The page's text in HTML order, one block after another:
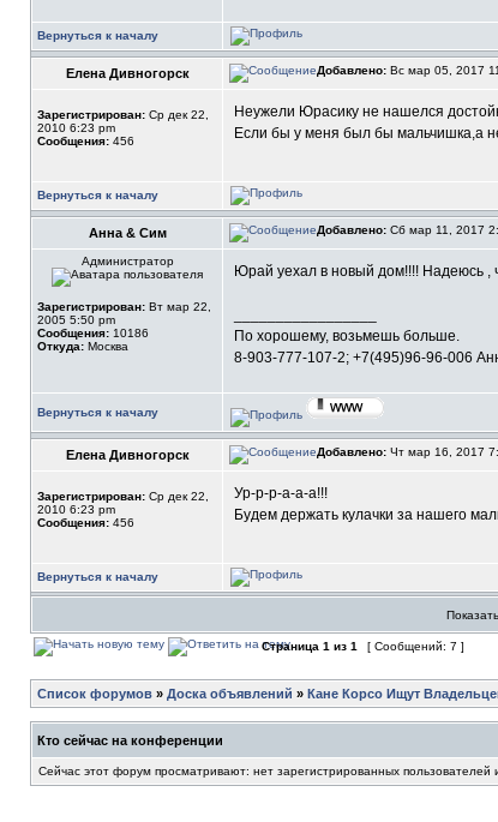
Вернуться к началу
Елена Дивногорск Добавлено: Вс мар 05, 2017
Зарегистрирован: Ср дек 22,
2010 6:23 pm
Сообщения: 456
Неужели Юрасику не нашелся
Если бы у меня был бы мальчишка,а
Вернуться к началу
Анна & Сим Добавлено: Сб мар 11, 2017
Администратор
Зарегистрирован: Вт мар 22,
2005 5:50 pm
Сообщения: 10186
Откуда: Москва
Юрай уехал в новый дом!!!! Надеюсь ,
По хорошему, возьмешь больше.
8-903-777-107-2; +7(495)96-96-006
Вернуться к началу
Елена Дивногорск Добавлено: Чт мар 16, 2017
Зарегистрирован: Ср дек 22,
2010 6:23 pm
Сообщения: 456
Ур-р-р-а-а-а!!!
Будем держать кулачки за нашего
Вернуться к началу
Страница 1 из 1 [ Сообщений: 7 ]
Список форумов » Доска объявлений » Кане Корсо Ищут
Кто сейчас на конференции
Сейчас этот форум просматривают: нет зарегистрированных пользователей